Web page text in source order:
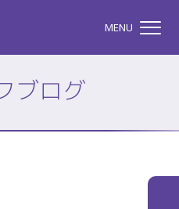
株式会社ミツイバウマテリア
MENU
ブログ